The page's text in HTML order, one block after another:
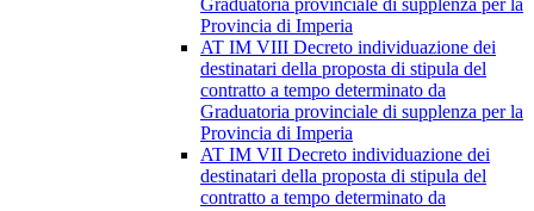
Graduatoria provinciale di supplenza per la
Provincia di Imperia
AT IM VIII Decreto individuazione dei
destinatari della proposta di stipula del
contratto a tempo determinato da
Graduatoria provinciale di supplenza per la
Provincia di Imperia
AT IM VII Decreto individuazione dei
destinatari della proposta di stipula del
contratto a tempo determinato da